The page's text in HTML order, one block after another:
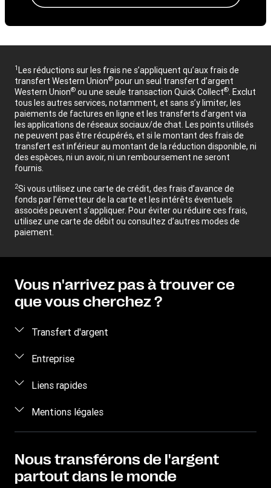
1Les réductions sur les frais ne s’appliquent qu’aux frais de
transfert Western Union® pour un seul transfert d’argent
Western Union® ou une seule transaction Quick Collect®. Exclut
tous les autres services, notamment, et sans s’y limiter, les
paiements de factures en ligne et les transferts d’argent via
les applications de réseaux sociaux/de chat. Les points utilisés
ne peuvent pas être récupérés, et si le montant des frais de
transfert est inférieur au montant de la réduction disponible, ni
des espèces, ni un avoir, ni un remboursement ne seront
fournis.
2Si vous utilisez une carte de crédit, des frais d’avance de
fonds par l’émetteur de la carte et les intérêts éventuels
associés peuvent s’appliquer. Pour éviter ou réduire ces frais,
utilisez une carte de débit ou consultez d’autres modes de
paiement.
Vous n'arrivez pas à trouver ce
que vous cherchez ?
Transfert d'argent
Envoyez de l'argent
Envoyer de l'argent par téléphone
Envoyer de l’argent à un détenu
Suivre un transfert
Recevoir de l'argent
Entreprise
Qui sommes-nous ?
Recrutement
Relations d'investissement
Liens rapides
Se connecter / S'inscrire
Devenir agent
Service client
Mentions légales
Propriété intellectuelle
Déclaration de confidentialité en ligne
Nous transférons de l'argent
partout dans le monde